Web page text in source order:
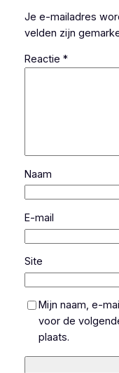
Je e-mailadres
velden zijn
Reactie *
Naam
E-mail
Site
Mijn naam, e-
voor de
plaats.